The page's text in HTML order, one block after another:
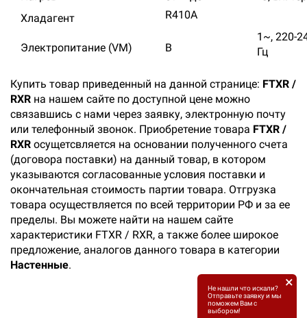
Хладагент
R410A
Электропитание (VМ) В
1~, 220-
Гц
Купить товар приведенный на данной странице: FTXR /
RXR на нашем сайте по доступной цене можно
связавшись с нами через заявку, электронную почту
или телефонный звонок. Приобретение товара FTXR /
RXR осущетсвляется на основании полученного счета
(договора поставки) на данный товар, в котором
указываются согласованные условия поставки и
окончательная стоимость партии товара. Отгрузка
товара осуществляется по всей территории РФ и за ее
пределы. Вы можете найти на нашем сайте
характеристики FTXR / RXR, а также более широкое
предложение, аналогов данного товара в категории
Настенные.
Не нашли что искали?
Отправьте заявку и мы
поможем Вам с
выбором!
×